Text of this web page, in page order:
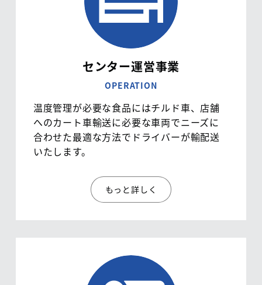
センター運営事業
OPERATION
温度管理が必要な食品にはチルド車、店舗
へのカート車輸送に必要な車両でニーズに
合わせた最適な方法でドライバーが輸配送
いたします。
もっと詳しく